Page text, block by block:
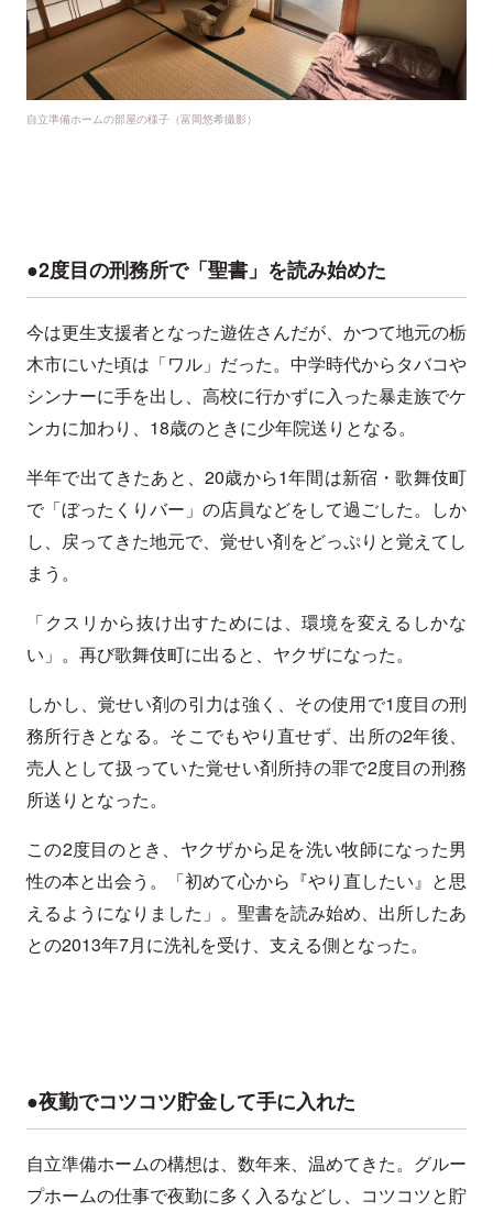
自立準備ホームの部屋の様子（富岡悠希撮影）
●2度目の刑務所で「聖書」を読み始めた
今は更生支援者となった遊佐さんだが、かつて地元の栃
木市にいた頃は「ワル」だった。中学時代からタバコや
シンナーに手を出し、高校に行かずに入った暴走族でケ
ンカに加わり、18歳のときに少年院送りとなる。
半年で出てきたあと、20歳から1年間は新宿・歌舞伎町
で「ぼったくりバー」の店員などをして過ごした。しか
し、戻ってきた地元で、覚せい剤をどっぷりと覚えてし
まう。
「クスリから抜け出すためには、環境を変えるしかな
い」。再び歌舞伎町に出ると、ヤクザになった。
しかし、覚せい剤の引力は強く、その使用で1度目の刑
務所行きとなる。そこでもやり直せず、出所の2年後、
売人として扱っていた覚せい剤所持の罪で2度目の刑務
所送りとなった。
この2度目のとき、ヤクザから足を洗い牧師になった男
性の本と出会う。「初めて心から『やり直したい』と思
えるようになりました」。聖書を読み始め、出所したあ
との2013年7月に洗礼を受け、支える側となった。
●夜勤でコツコツ貯金して手に入れた
自立準備ホームの構想は、数年来、温めてきた。グルー
プホームの仕事で夜勤に多く入るなどし、コツコツと貯